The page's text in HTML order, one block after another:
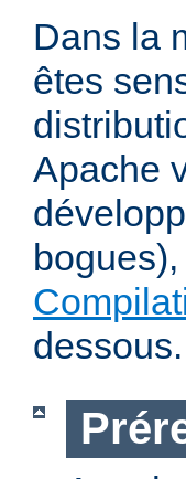
Dans la
êtes
Apache
dessous.